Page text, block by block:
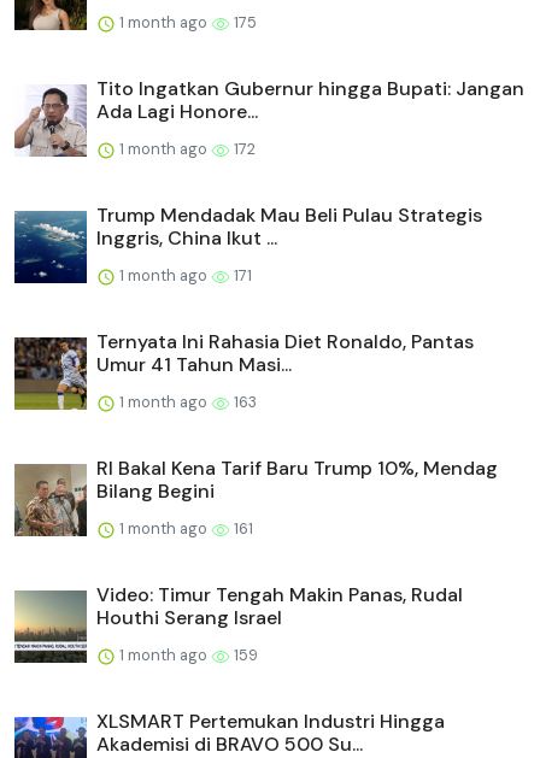
1 month ago 175
Tito Ingatkan Gubernur hingga Bupati: Jangan
Ada Lagi Honore...
1 month ago 172
Trump Mendadak Mau Beli Pulau Strategis
Inggris, China Ikut ...
1 month ago 171
Ternyata Ini Rahasia Diet Ronaldo, Pantas
Umur 41 Tahun Masi...
1 month ago 163
RI Bakal Kena Tarif Baru Trump 10%, Mendag
Bilang Begini
1 month ago 161
Video: Timur Tengah Makin Panas, Rudal
Houthi Serang Israel
1 month ago 159
XLSMART Pertemukan Industri Hingga
Akademisi di BRAVO 500 Su...